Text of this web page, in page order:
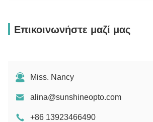
Επικοινωνήστε μαζί μας
Miss. Nancy
alina@sunshineopto.com
+86 13923466490